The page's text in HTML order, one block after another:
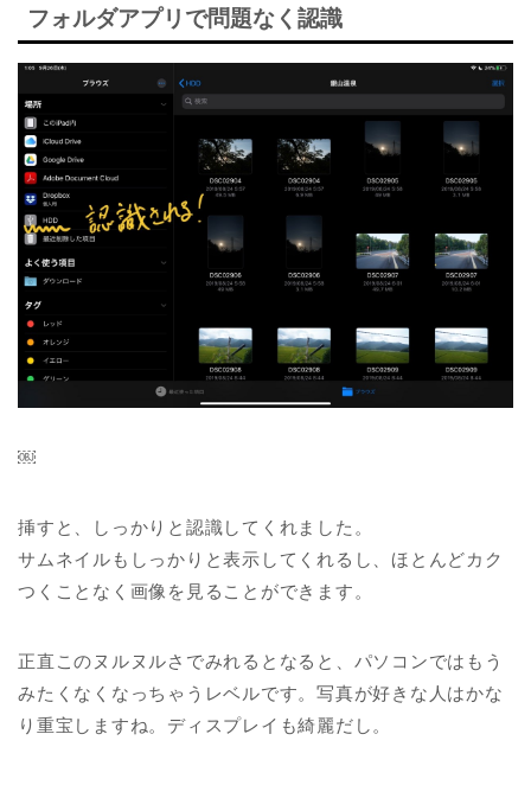
フォルダアプリで問題なく認識
￼
挿すと、しっかりと認識してくれました。
サムネイルもしっかりと表示してくれるし、ほとんどカク
つくことなく画像を見ることができます。
正直このヌルヌルさでみれるとなると、パソコンではもう
みたくなくなっちゃうレベルです。写真が好きな人はかな
り重宝しますね。ディスプレイも綺麗だし。